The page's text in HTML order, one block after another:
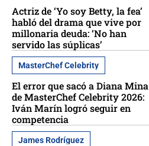
Actriz de ‘Yo soy Betty, la fea’
habló del drama que vive por
millonaria deuda: ‘No han
servido las súplicas’
MasterChef Celebrity
El error que sacó a Diana Mina
de MasterChef Celebrity 2026:
Iván Marín logró seguir en
competencia
James Rodríguez